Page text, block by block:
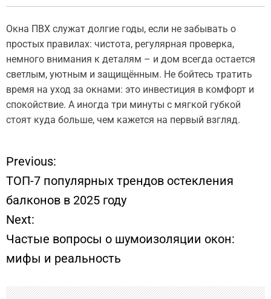
Окна ПВХ служат долгие годы, если не забывать о
простых правилах: чистота, регулярная проверка,
немного внимания к деталям – и дом всегда остается
светлым, уютным и защищённым. Не бойтесь тратить
время на уход за окнами: это инвестиция в комфорт и
спокойствие. А иногда три минуты с мягкой губкой
стоят куда больше, чем кажется на первый взгляд.
Н
а
в
и
г
Previous:
ТОП-7 популярных трендов остекления
балконов в 2025 году
Next:
Частые вопросы о шумоизоляции окон:
мифы и реальность